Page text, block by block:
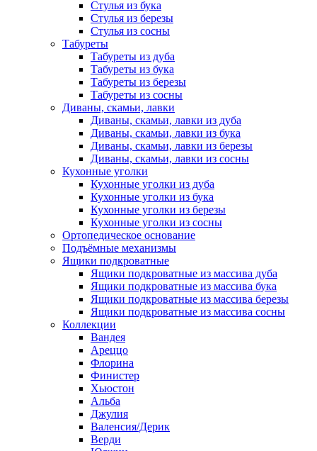
Стулья из бука
Стулья из березы
Стулья из сосны
Табуреты
Табуреты из дуба
Табуреты из бука
Табуреты из березы
Табуреты из сосны
Диваны, скамьи, лавки
Диваны, скамьи, лавки из дуба
Диваны, скамьи, лавки из бука
Диваны, скамьи, лавки из березы
Диваны, скамьи, лавки из сосны
Кухонные уголки
Кухонные уголки из дуба
Кухонные уголки из бука
Кухонные уголки из березы
Кухонные уголки из сосны
Ортопедическое основание
Подъёмные механизмы
Ящики подкроватные
Ящики подкроватные из массива дуба
Ящики подкроватные из массива бука
Ящики подкроватные из массива березы
Ящики подкроватные из массива сосны
Коллекции
Вандея
Ареццо
Флорина
Финистер
Хьюстон
Альба
Джулия
Валенсия/Дерик
Верди